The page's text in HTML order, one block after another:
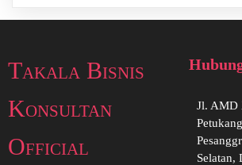
Takala Bisnis
Konsultan
Official
Jl. AMD
Selatan,